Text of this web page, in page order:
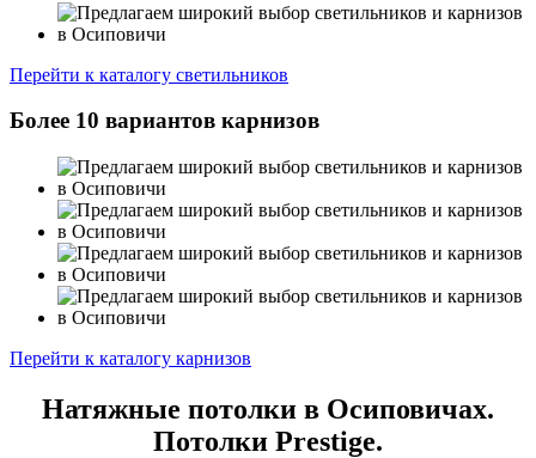
Перейти к каталогу светильников
Более 10 вариантов карнизов
Перейти к каталогу карнизов
Натяжные потолки в Осиповичах.
Потолки Prestige.